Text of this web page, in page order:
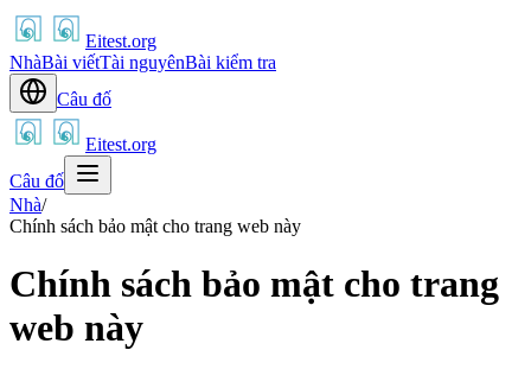
Eitest.org
NhàBài viếtTài nguyênBài kiểm tra
Câu đố
Eitest.org
Câu đố
Nhà/
Chính sách bảo mật cho trang web này
Chính sách bảo mật cho trang
web này